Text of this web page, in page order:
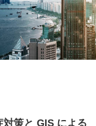
対策と GIS による